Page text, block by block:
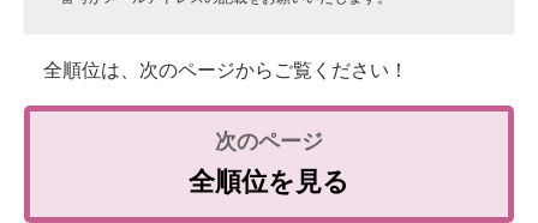
全順位は、次のページからご覧ください！
全順位を見る